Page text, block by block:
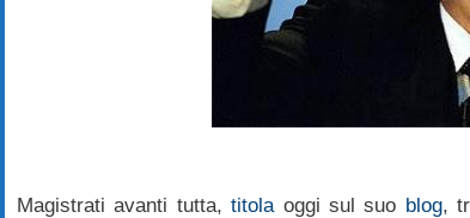
Magistrati avanti tutta,titolaoggi sul suo blog,